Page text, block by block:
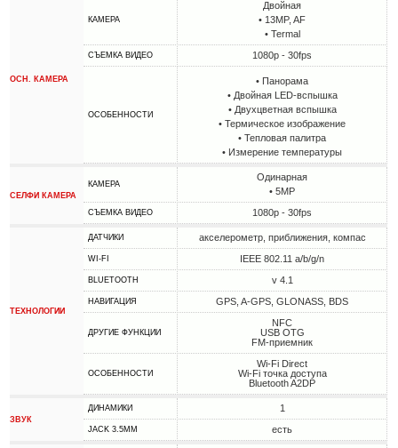
ОСН. КАМЕРА
КАМЕРА
Двойная
• 13MP, AF
• Termal
СЪЕМКА ВИДЕО 1080p - 30fps
ОСОБЕННОСТИ
• Панорама
• Двойная LED-вспышка
• Двухцветная вспышка
• Термическое изображение
• Тепловая палитра
• Измерение температуры
СЕЛФИ КАМЕРА
КАМЕРА
Одинарная
• 5MP
СЪЕМКА ВИДЕО 1080p - 30fps
ТЕХНОЛОГИИ
ДАТЧИКИ акселерометр, приближения, компас
WI-FI IEEE 802.11 a/b/g/n
BLUETOOTH v 4.1
НАВИГАЦИЯ GPS, A-GPS, GLONASS, BDS
ДРУГИЕ ФУНКЦИИ
NFC
USB OTG
FM-приемник
ОСОБЕННОСТИ
Wi-Fi Direct
Wi-Fi точка доступа
Bluetooth A2DP
ЗВУК
ДИНАМИКИ 1
JACK 3.5MM есть